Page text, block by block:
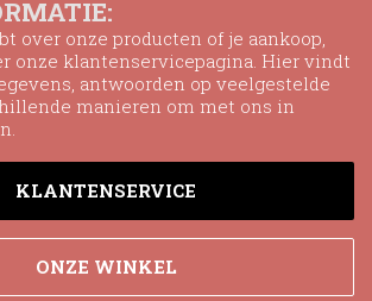
over onze producten of je aankoop,
onze klantenservicepagina. Hier vindt
antwoorden op veelgestelde
manieren om met ons in
KLANTENSERVICE
ONZE WINKEL